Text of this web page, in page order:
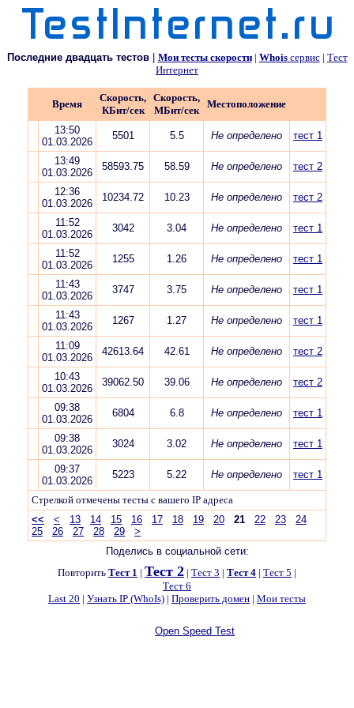
Последние двадцать тестов| Мои тесты скорости| Whoisсервис| Тест
Интернет
Время
Скорость,
КБит/сек
Скорость,
МБит/сек
Местоположение
13:50
01.03.2026
5501 5.5 Не определено тест 1
13:49
01.03.2026
58593.75 58.59 Не определено тест 2
12:36
01.03.2026
10234.72 10.23 Не определено тест 2
11:52
01.03.2026
3042 3.04 Не определено тест 1
11:52
01.03.2026
1255 1.26 Не определено тест 1
11:43
01.03.2026
3747 3.75 Не определено тест 1
11:43
01.03.2026
1267 1.27 Не определено тест 1
11:09
01.03.2026
42613.64 42.61 Не определено тест 2
10:43
01.03.2026
39062.50 39.06 Не определено тест 2
09:38
01.03.2026
6804 6.8 Не определено тест 1
09:38
01.03.2026
3024 3.02 Не определено тест 1
09:37
01.03.2026
5223 5.22 Не определено тест 1
Стрелкой отмечены тесты с вашего IP адреса
<<
< 13 14 15 16 17 18 19 20 21 22 23
24
25
26 27 28 29
>
Поделись в социальной сети:
Повторить Тест 1 | Тест 2 | Тест 3 | Тест 4 | Тест 5 |
Тест 6
Last 20 | Узнать IP (WhoIs) | Проверить домен | Мои тесты
Open Speed Test